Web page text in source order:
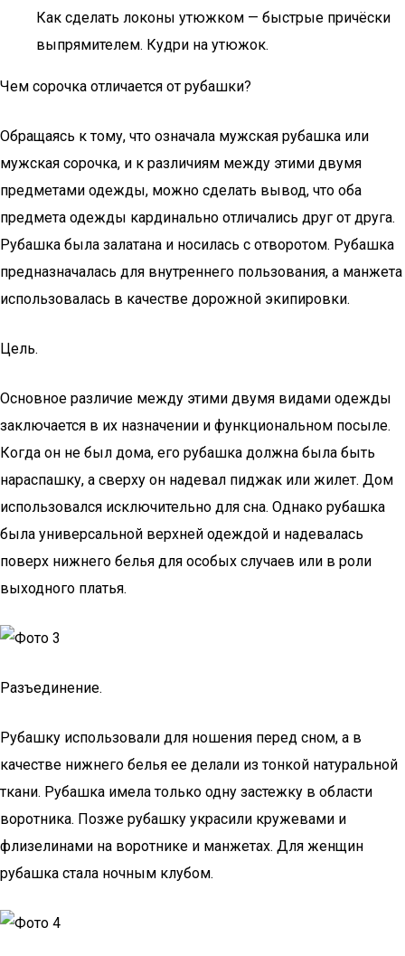
Как сделать локоны утюжком — быстрые причёски
выпрямителем. Кудри на утюжок.
Чем сорочка отличается от рубашки?
Обращаясь к тому, что означала мужская рубашка или
мужская сорочка, и к различиям между этими двумя
предметами одежды, можно сделать вывод, что оба
предмета одежды кардинально отличались друг от друга.
Рубашка была залатана и носилась с отворотом. Рубашка
предназначалась для внутреннего пользования, а манжета
использовалась в качестве дорожной экипировки.
Цель.
Основное различие между этими двумя видами одежды
заключается в их назначении и функциональном посыле.
Когда он не был дома, его рубашка должна была быть
нараспашку, а сверху он надевал пиджак или жилет. Дом
использовался исключительно для сна. Однако рубашка
была универсальной верхней одеждой и надевалась
поверх нижнего белья для особых случаев или в роли
выходного платья.
Разъединение.
Рубашку использовали для ношения перед сном, а в
качестве нижнего белья ее делали из тонкой натуральной
ткани. Рубашка имела только одну застежку в области
воротника. Позже рубашку украсили кружевами и
флизелинами на воротнике и манжетах. Для женщин
рубашка стала ночным клубом.